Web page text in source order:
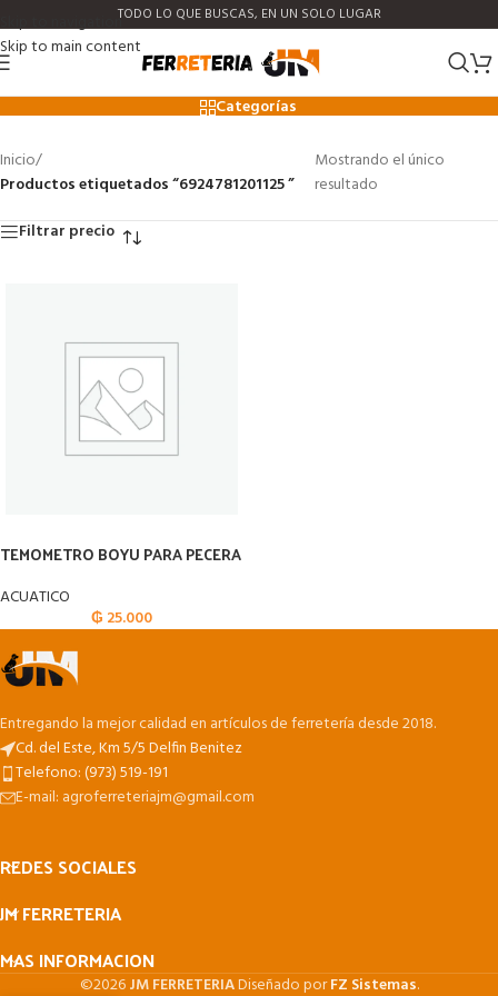
Skip to navigation
Skip to main content
TODO LO QUE BUSCAS, EN UN SOLO LUGAR
6924781201125
Categorías
Inicio/
Productos etiquetados “6924781201125 ”
Mostrando el único
resultado
Filtrar precio
TEMOMETRO BOYU PARA PECERA
ACUATICO
₲ 25.000
Entregando la mejor calidad en artículos de ferretería desde 2018.
Cd. del Este, Km 5/5 Delfin Benitez
Telefono: (973) 519-191
E-mail: agroferreteriajm@gmail.com
REDES SOCIALES
JM FERRETERIA
MAS INFORMACION
©2026JM FERRETERIADiseñado porFZ Sistemas.